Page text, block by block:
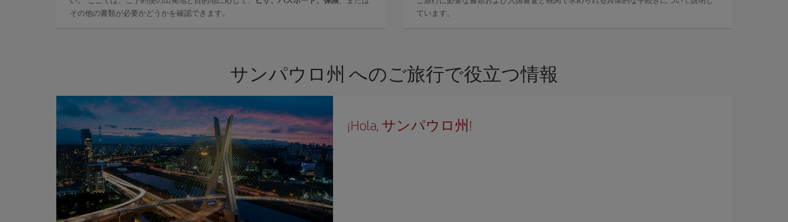
その他の書類が必要かどうかを確認できます。
ています。
サンパウロ州 へのご旅行で役立つ情報
¡Hola, サンパウロ州!